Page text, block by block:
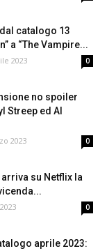
catalogo 13
a “The Vampire...
2023 0
no spoiler
Streep ed Al
2023 0
arriva su Netflix la
0
aprile 2023: